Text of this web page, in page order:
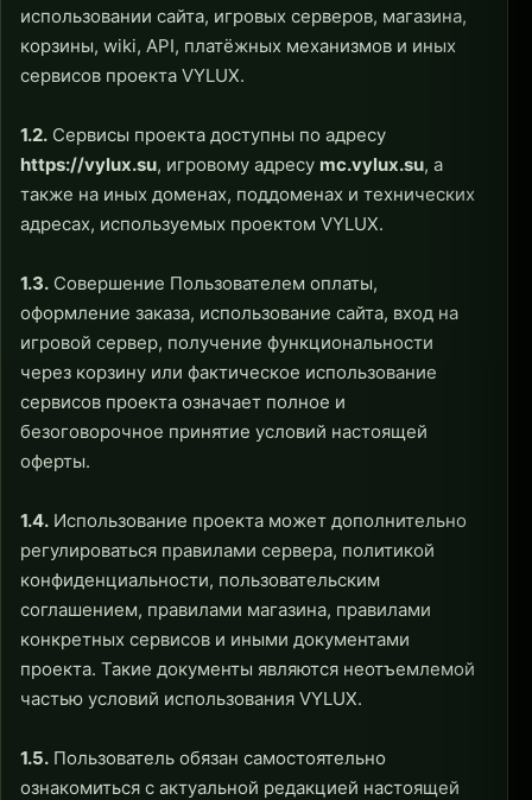
использовании сайта, игровых серверов, магазина,
корзины, wiki, API, платёжных механизмов и иных
сервисов проекта VYLUX.
1.2. Сервисы проекта доступны по адресу
https://vylux.su, игровому адресу mc.vylux.su, а
также на иных доменах, поддоменах и технических
адресах, используемых проектом VYLUX.
1.3. Совершение Пользователем оплаты,
оформление заказа, использование сайта, вход на
игровой сервер, получение функциональности
через корзину или фактическое использование
сервисов проекта означает полное и
безоговорочное принятие условий настоящей
оферты.
1.4. Использование проекта может дополнительно
регулироваться правилами сервера, политикой
конфиденциальности, пользовательским
соглашением, правилами магазина, правилами
конкретных сервисов и иными документами
проекта. Такие документы являются неотъемлемой
частью условий использования VYLUX.
1.5. Пользователь обязан самостоятельно
ознакомиться с актуальной редакцией настоящей